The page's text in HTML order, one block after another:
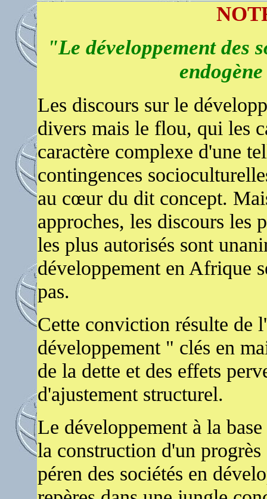
"Le développement des
Les discours sur le
divers mais le flou, qui les
caractère complexe d'une
contingences
au cœur du dit concept.
approches, les discours les
les plus autorisés sont
développement en Afrique
pas.
Cette conviction résulte de
développement " clés en
de la dette et des effets
d'ajustement structurel.
Le développement à la
la construction d'un
péren des sociétés en